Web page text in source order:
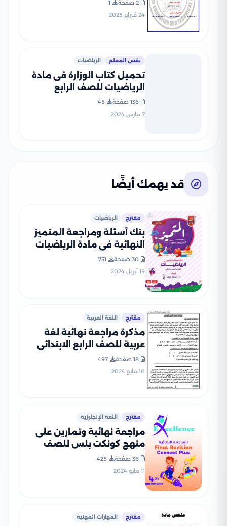
الثاني 2025 بصيغة PDF
2 صفحة
1
24 فبراير 2025
نفس المعلم الرياضيات
تحميل كتاب الوزارة فى مادة
الرياضيات للصف الرابع
بصيغة PDF
136 صفحة
45
7 مارس 2024
قد يهمك أيضًا
مقترح الرياضيات
بنك أسئلة ومراجعة المتميز
النهائية في مادة الرياضيات
للصف الرابع الابتدائي ترم ثاني
مع الإجابات النموذجية
30 صفحة
731
19 أبريل 2024
مقترح اللغة العربية
مذكرة مراجعة نهائية لغة
عربية للصف الرابع الابتدائي
الترم الثاني
18 صفحة
497
10 مايو 2024
مقترح اللغة الإنجليزية
مراجعة نهائية وتمارين على
منهج كونكت بلس للصف
الرابع الابتدائي الفصل
الدراسي الثاني
36 صفحة
425
11 مايو 2024
مقترح المهارات المهنية